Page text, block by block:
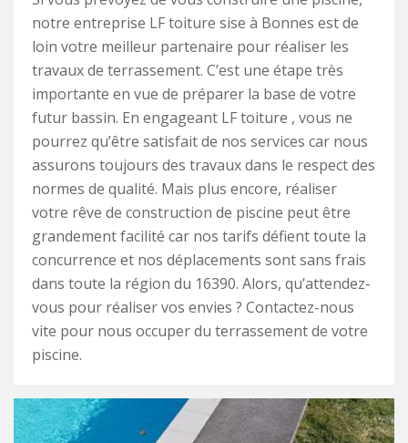
notre entreprise LF toiture sise à Bonnes est de
loin votre meilleur partenaire pour réaliser les
travaux de terrassement. C’est une étape très
importante en vue de préparer la base de votre
futur bassin. En engageant LF toiture , vous ne
pourrez qu’être satisfait de nos services car nous
assurons toujours des travaux dans le respect des
normes de qualité. Mais plus encore, réaliser
votre rêve de construction de piscine peut être
grandement facilité car nos tarifs défient toute la
concurrence et nos déplacements sont sans frais
dans toute la région du 16390. Alors, qu’attendez-
vous pour réaliser vos envies ? Contactez-nous
vite pour nous occuper du terrassement de votre
piscine.